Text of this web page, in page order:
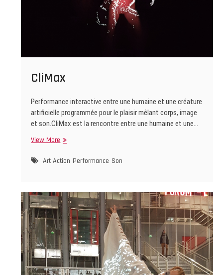
CliMax
Performance interactive entre une humaine et une créature
artificielle programmée pour le plaisir mêlant corps, image
et son.CliMax est la rencontre entre une humaine et une…
View MoreCliMax
Art Action Performance Son